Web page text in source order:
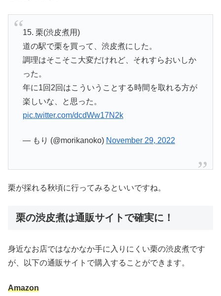
15. 栗(渋皮煮用)
道の駅で栗を買って、渋皮煮にした。
調理はそこそこ大変だけれど、それすらおいしか
った。
年に1回2回はこういうことする時間を取れる方が
楽しいな、と思った。
pic.twitter.com/dcdWw17N2k
— もり (@morikanoko) November 29, 2022
栗が採れる秋頃に行ってみるといいですね。
栗の渋皮煮は通販サイトで確実に！
身近なお店ではなかなか手に入りにくい栗の渋皮煮です
が、以下の通販サイトで購入することができます。
Amazon